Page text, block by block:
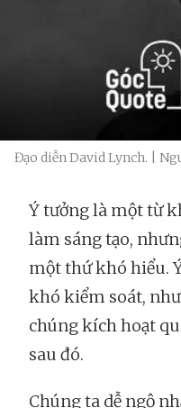
Đạo diễn David Lynch. |
Ý tưởng là một từ
làm sáng tạo,
một thứ khó hiểu.
khó kiểm soát,
chúng kích hoạt
sau đó.
Chúng ta dễ ngộ